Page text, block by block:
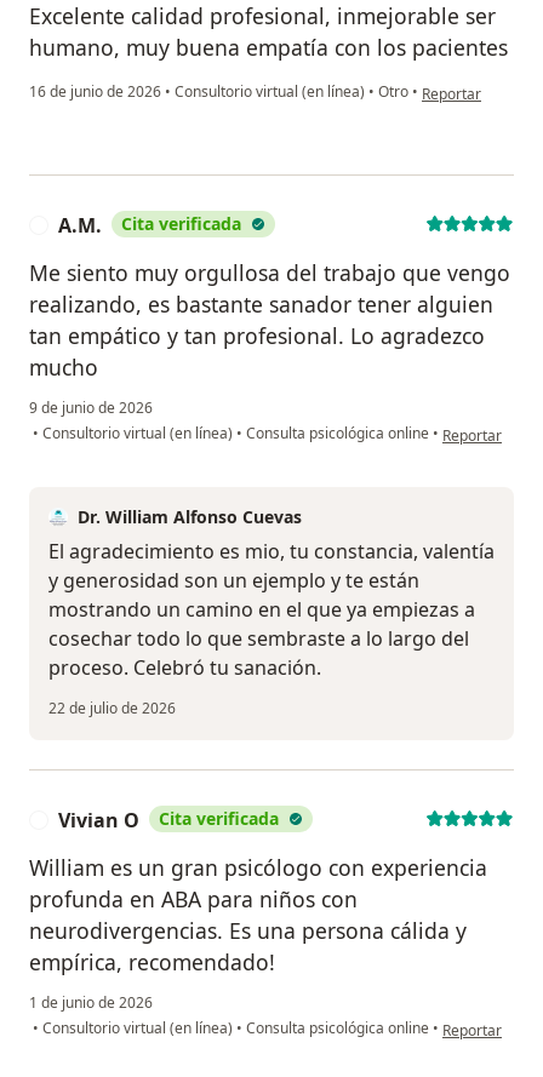
Excelente calidad profesional, inmejorable ser
humano, muy buena empatía con los pacientes
16 de junio de 2026 • Consultorio virtual (en línea) • Otro • en opinión del
Reportar
A.M. Cita verificada
Me siento muy orgullosa del trabajo que vengo
realizando, es bastante sanador tener alguien
tan empático y tan profesional. Lo agradezco
mucho
9 de junio de 2026
• Consultorio virtual (en línea) • Consulta psicológica online • en opinión del
Reportar
Dr. William Alfonso Cuevas
El agradecimiento es mio, tu constancia, valentía
y generosidad son un ejemplo y te están
mostrando un camino en el que ya empiezas a
cosechar todo lo que sembraste a lo largo del
proceso. Celebró tu sanación.
22 de julio de 2026
Vivian O Cita verificada
William es un gran psicólogo con experiencia
profunda en ABA para niños con
neurodivergencias. Es una persona cálida y
empírica, recomendado!
1 de junio de 2026
• Consultorio virtual (en línea) • Consulta psicológica online • en opinión del
Reportar